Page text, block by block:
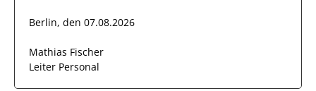
Berlin, den 07.08.2026
Mathias Fischer
Leiter Personal